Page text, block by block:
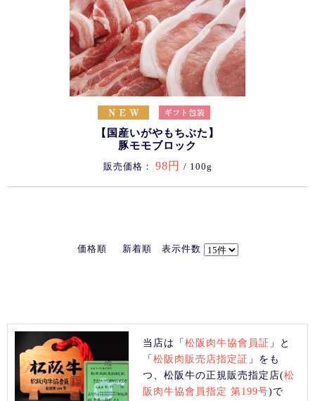
【国産いがやもちぶた】
豚モモブロック
販売価格： 98円 / 100g
価格順 新着順 表示件数
当店は「松阪肉牛協會員証 」と
「松阪肉販売店指定証 」をも
つ、松阪牛の正規販売指定店(松
阪肉牛協會員指定 第199号)で